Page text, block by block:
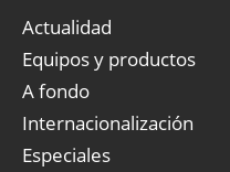
Actualidad
Equipos y productos
A fondo
Internacionalización
Especiales